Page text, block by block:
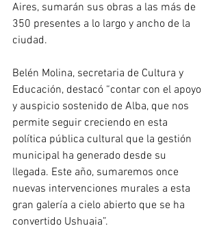
Aires, sumarán sus obras a las más de
350 presentes a lo largo y ancho de la
ciudad.
Belén Molina, secretaria de Cultura y
Educación, destacó “contar con el apoyo
y auspicio sostenido de Alba, que nos
permite seguir creciendo en esta
política pública cultural que la gestión
municipal ha generado desde su
llegada. Este año, sumaremos once
nuevas intervenciones murales a esta
gran galería a cielo abierto que se ha
convertido Ushuaia”.